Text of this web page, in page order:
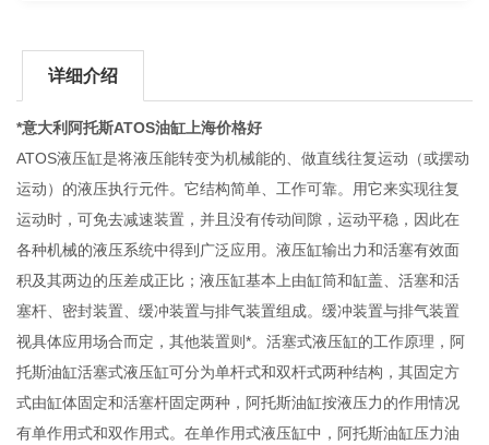
详细介绍
*意大利阿托斯ATOS油缸上海价格好
ATOS液压缸是将液压能转变为机械能的、做直线往复运动（或摆动
运动）的液压执行元件。它结构简单、工作可靠。用它来实现往复
运动时，可免去减速装置，并且没有传动间隙，运动平稳，因此在
各种机械的液压系统中得到广泛应用。液压缸输出力和活塞有效面
积及其两边的压差成正比；液压缸基本上由缸筒和缸盖、活塞和活
塞杆、密封装置、缓冲装置与排气装置组成。缓冲装置与排气装置
视具体应用场合而定，其他装置则*。活塞式液压缸的工作原理，阿
托斯油缸活塞式液压缸可分为单杆式和双杆式两种结构，其固定方
式由缸体固定和活塞杆固定两种，阿托斯油缸按液压力的作用情况
有单作用式和双作用式。在单作用式液压缸中，阿托斯油缸压力油